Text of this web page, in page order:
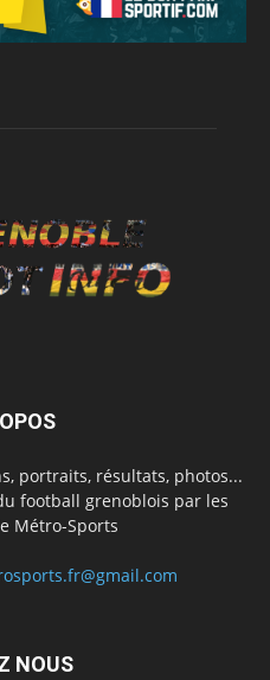
portraits, résultats, photos...
football grenoblois par les
Métro-Sports
NOUS